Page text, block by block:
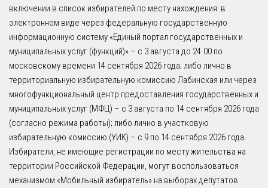
включении в список избирателей по месту нахождения: в
электронном виде через федеральную государственную
информационную систему «Единый портал государственных и
муниципальных услуг (функций)» – с 3 августа до 24.00 по
московскому времени 14 сентября 2026 года; либо лично в
территориальную избирательную комиссию Лабинская или через
многофункциональный центр предоставления государственных и
муниципальных услуг (МФЦ) – с 3 августа по 14 сентября 2026 года
(согласно режима работы); либо лично в участковую
избирательную комиссию (УИК) – с 9 по 14 сентября 2026 года.
Избиратели, не имеющие регистрации по месту жительства на
территории Российской Федерации, могут воспользоваться
механизмом «Мобильный избиратель» на выборах депутатов